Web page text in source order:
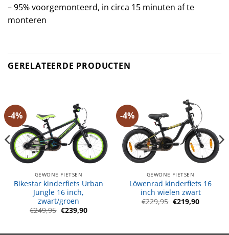
– 95% voorgemonteerd, in circa 15 minuten af te
monteren
GERELATEERDE PRODUCTEN
-4%
GEWONE FIETSEN
Bikestar kinderfiets Urban
Jungle 16 inch,
zwart/groen
€249,95 Oorspronkelijke
€239,90Huidige
-4%
GEWONE FIETSEN
Löwenrad kinderfiets 16
inch wielen zwart
€229,95 Oorspronkelijke
€219,90Huidige